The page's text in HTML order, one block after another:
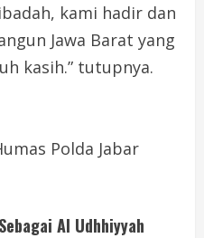
kami hadir dan
Jawa Barat yang
kasih.” tutupnya.
Polda Jabar
Al Udhhiyyah